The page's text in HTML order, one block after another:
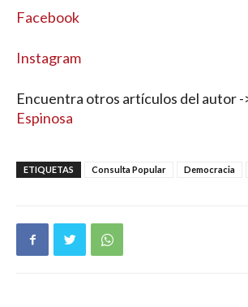
Facebook
Instagram
Encuentra otros artículos del autor -
Espinosa
ETIQUETAS Consulta Popular Democracia